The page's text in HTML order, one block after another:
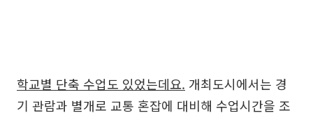
학교별 단축 수업도 있었는데요. 개최도시에서는 경
기 관람과 별개로 교통 혼잡에 대비해 수업시간을 조